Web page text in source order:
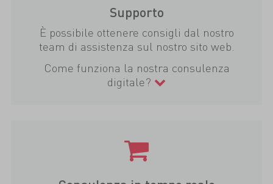
Supporto
È possibile ottenere consigli dal nostro
team di assistenza sul nostro sito web.
Come funziona la nostra consulenza
digitale?